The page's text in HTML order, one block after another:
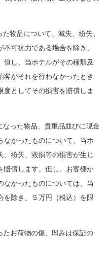
物品について、滅失、紛失、
可抗力である場合を除き、
但し、当ホテルがその種類及
がそれを行わなかったとき
としてその損害を賠償しま
った物品、貴重品並びに現金
なかったものについて、当ホ
、紛失、毀損等の損害が生じ
賠償します。但し、お客様か
なかったものについては、当
を除き、５万円（税込）を限
たお荷物の傷、凹みは保証の